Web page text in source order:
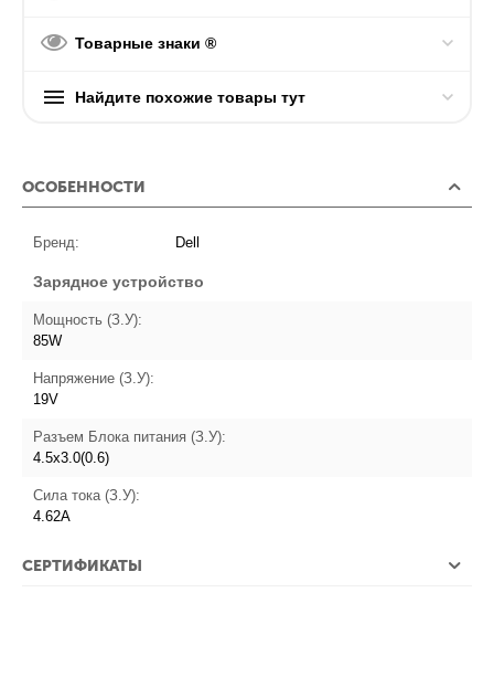
Товарные знаки ®
Найдите похожие товары тут
ОСОБЕННОСТИ
Бренд: Dell
Зарядное устройство
Мощность (З.У):
85W
Напряжение (З.У):
19V
Разъем Блока питания (З.У):
4.5х3.0(0.6)
Сила тока (З.У):
4.62A
СЕРТИФИКАТЫ